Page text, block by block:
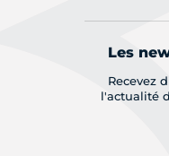
Les
Recevez
l'actualité